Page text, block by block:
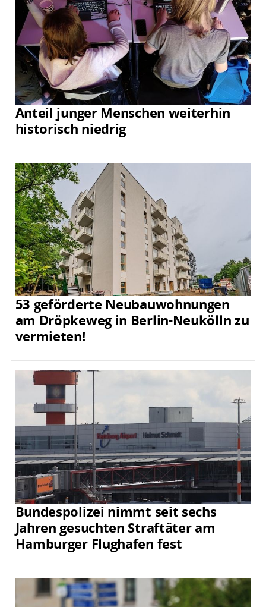
Anteil junger Menschen weiterhin
historisch niedrig
53 geförderte Neubauwohnungen
am Dröpkeweg in Berlin-Neukölln zu
vermieten!
Bundespolizei nimmt seit sechs
Jahren gesuchten Straftäter am
Hamburger Flughafen fest